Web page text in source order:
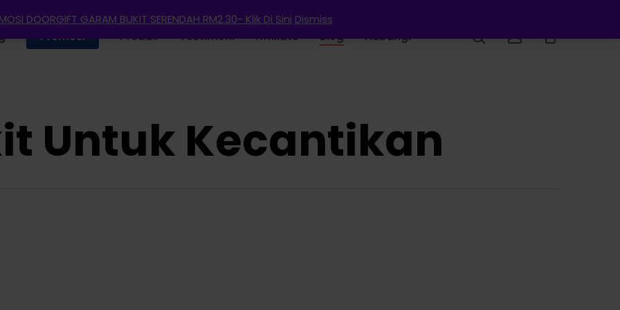
DOORGIFT GARAM BUKIT SERENDAH RM2.30- Klik Di Sini Dismiss
Promosi Produk Testimoni Affiliate Blog Hubungi searchaccount
Untuk Kecantikan